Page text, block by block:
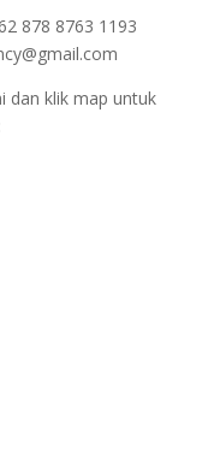
878 8763 1193
dan klik map untuk